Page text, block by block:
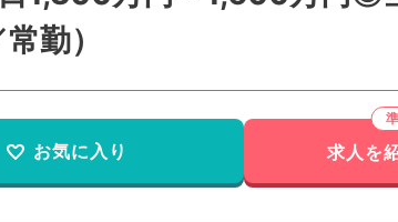
勤）
お気に入り 求人を